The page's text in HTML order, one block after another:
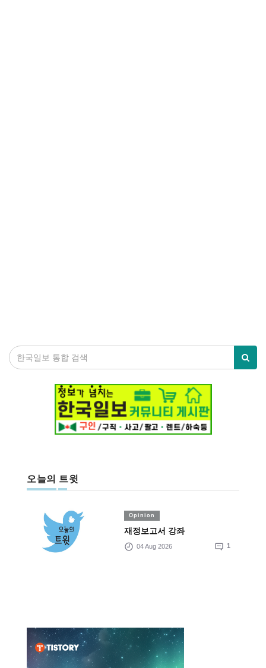
오늘의 트윗
Opinion
재정보고서 강좌
04 Aug 2026 1